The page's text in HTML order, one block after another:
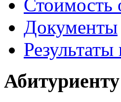
Стоимость
Документы
Абитуриенту